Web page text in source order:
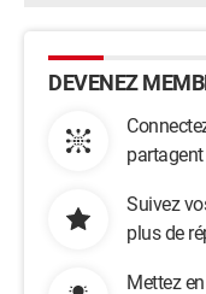
DEVENEZ
Suivez
plus de
Mettez